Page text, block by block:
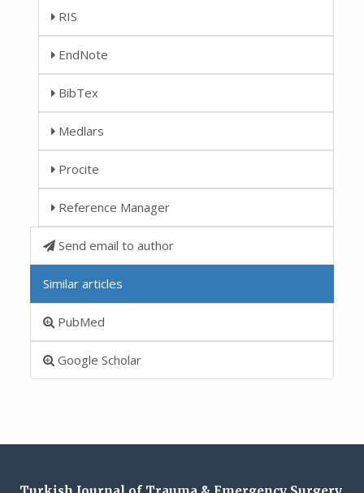
RIS
EndNote
BibTex
Medlars
Procite
Reference Manager
Send email to author
Similar articles
PubMed
Google Scholar